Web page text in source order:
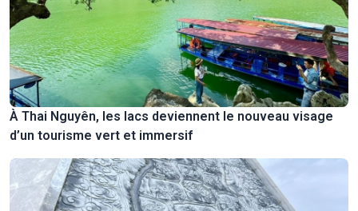
À Thai Nguyên, les lacs deviennent le nouveau visage
d’un tourisme vert et immersif